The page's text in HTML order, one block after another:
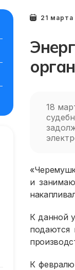
21
18
и
К данной
подаются
К февралю